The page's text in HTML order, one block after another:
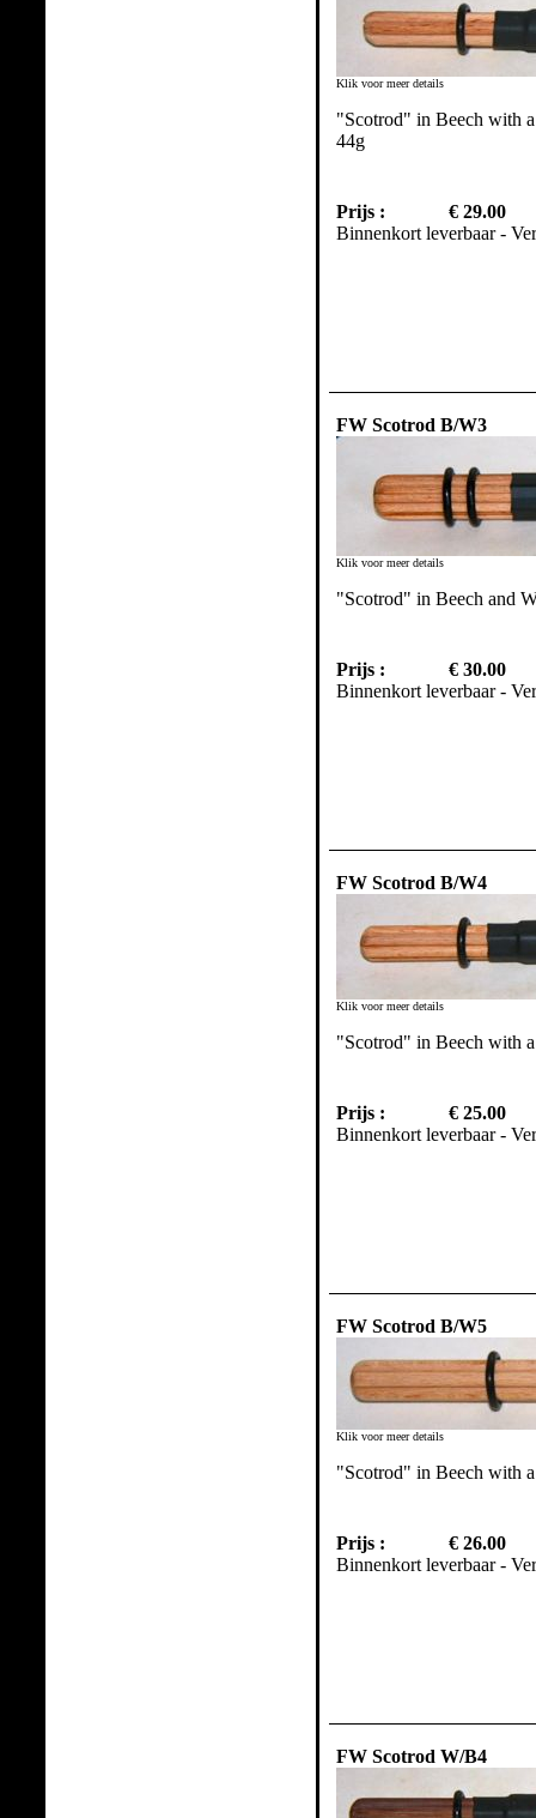
Klik voor meer details
"Scotrod" in Beech with
44g
Prijs :
€ 29.00
Binnenkort leverbaar -
FW Scotrod B/W3
Klik voor meer details
"Scotrod" in Beech and
Prijs :
€ 30.00
Binnenkort leverbaar -
FW Scotrod B/W4
Klik voor meer details
"Scotrod" in Beech with
Prijs :
€ 25.00
Binnenkort leverbaar -
FW Scotrod B/W5
Klik voor meer details
"Scotrod" in Beech with
Prijs :
€ 26.00
Binnenkort leverbaar -
FW Scotrod W/B4